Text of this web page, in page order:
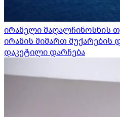
ირანელი მაღალჩინოსნის
ირანის მიმართ მუქარების
დაკეტილი დარჩება